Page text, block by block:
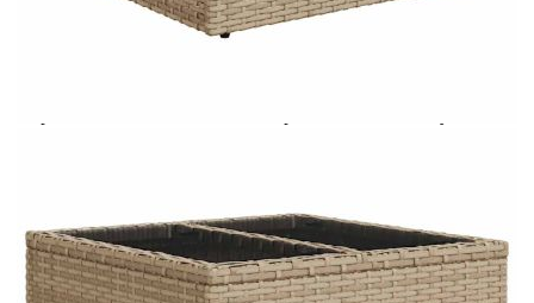
разполагате с три начина да я платите към тях:
Отложено до 30 дни от момента на изпращане на
покупки на стойност до 2000 лв. / €1022.61